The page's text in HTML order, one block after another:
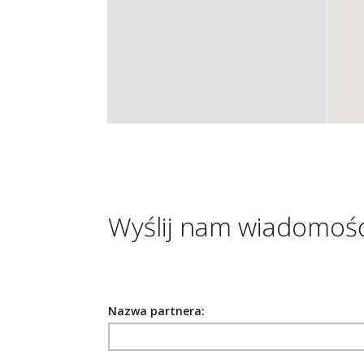
Wyślij nam
Nazwa partnera: